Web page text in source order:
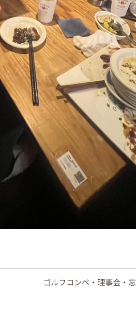
ゴルフコンペ・理事会・